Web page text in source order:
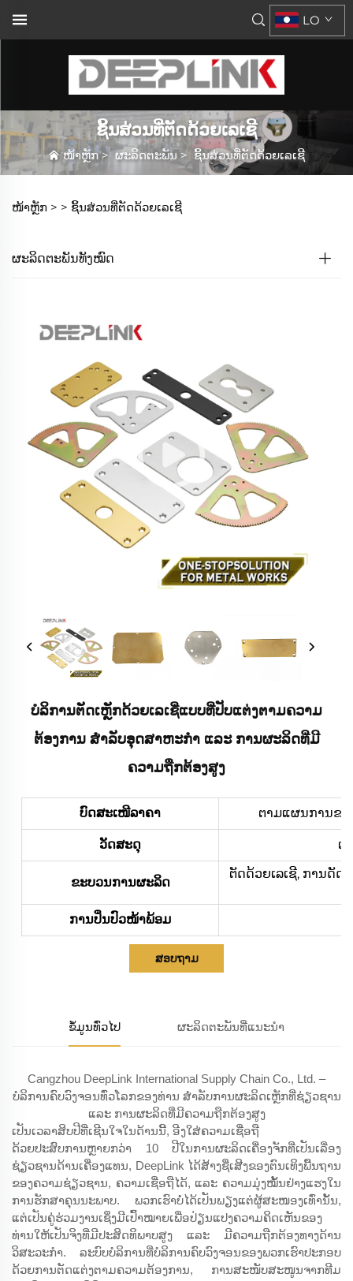
LO
ຊິ້ນສ່ວນທີ່ຕັດດ້ວຍເລເຊີ
ໜ້າຫຼັກ> ຜະລິດຕະພັນ > ຊິ້ນສ່ວນທີ່ຕັດດ້ວຍເລເຊີ
ໜ້າຫຼັກ > > ຊິ້ນສ່ວນທີ່ຕັດດ້ວຍເລເຊີ
ຜະລິດຕະພັນທັງໝົດ
ບໍລິການຕັດເຫຼັກດ້ວຍເລເຊີ່ແບບທີ່ປັບແຕ່ງຕາມຄວາມ
ຕ້ອງການ ສຳລັບອຸດສາຫະກຳ ແລະ ການຜະລິດທີ່ມີ
ຄວາມຖືກຕ້ອງສູງ
ບົດສະເໜີລາຄາ ຕາມແຜນການຂອ
ວັດສະດຸ ເ
ຂະບວນການຜະລິດ
ຕັດດ້ວຍເລເຊີ, ການດັດ,
ການປິ່ນປົວໜ້າພ້ອມ
ສອບຖາມ
ຂໍ້ມູນທົ່ວໄປ ຜະລິດຕະພັນທີ່ແນະນຳ
Cangzhou DeepLink International Supply Chain Co., Ltd. –
ບໍລິການຄົບວົງຈອນທົ່ວໂລກຂອງທ່ານ ສຳລັບການຜະລິດເຫຼັກທີ່ຊ່ຽວຊານ
ແລະ ການຜະລິດທີ່ມີຄວາມຖືກຕ້ອງສູງ
ເປັນເວລາສິບປີທີ່ເຊີນໃຈໃນດ້ານນີ້, ອີງໃສ່ຄວາມເຊື່ອຖື
ດ້ວຍປະສົບການຫຼາຍກວ່າ 10 ປີໃນການຜະລິດເຄື່ອງຈັກທີ່ເປັນເລື່ອງ
ຊ່ຽວຊານດ້ານເຄື່ອງແທນ, DeepLink ໄດ້ສ້າງຊື່ເສີງຂອງຕົນເທິງພື້ນຖານ
ຂອງຄວາມຊ່ຽວຊານ, ຄວາມເຊື່ອຖືໄດ້, ແລະ ຄວາມມຸ່ງໝັ້ນຢ່າງແຮງໃນ
ການຮັກສາຄຸນນະພາບ. ພວກເຮົາບໍ່ໄດ້ເປັນພຽງແຕ່ຜູ້ສະໜອງເທົ່ານັ້ນ,
ແຕ່ເປັນຄູ່ຮ່ວມງານເຊິ່ງມີເປົ້າໝາຍເພື່ອປ່ຽນແປງຄວາມຄິດເຫັນຂອງ
ທ່ານໃຫ້ເປັນຈິງທີ່ມີປະສິດທິພາບສູງ ແລະ ມີຄວາມຖືກຕ້ອງທາງດ້ານ
ວິສະວະກຳ. ລະບົບບໍລິການທີ່ບໍລິການຄົບວົງຈອນຂອງພວກເຮົາປະກອບ
ດ້ວຍການຕັດແຕ່ງຕາມຄວາມຕ້ອງການ, ການສະໜັບສະໜູນຈາກທີມ